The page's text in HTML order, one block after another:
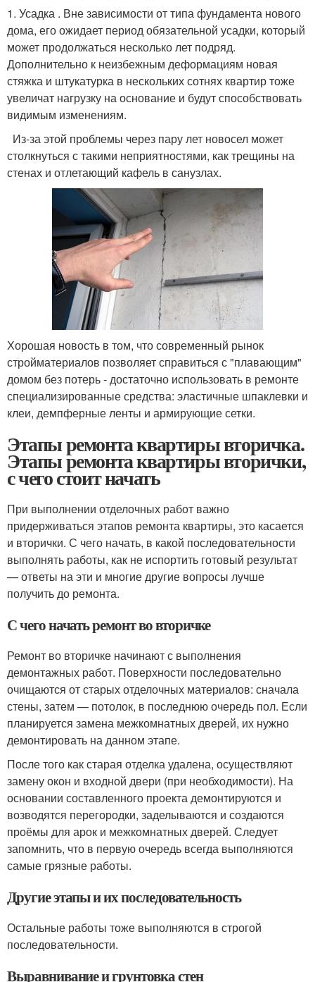
1. Усадка . Вне зависимости от типа фундамента нового
дома, его ожидает период обязательной усадки, который
может продолжаться несколько лет подряд.
Дополнительно к неизбежным деформациям новая
стяжка и штукатурка в нескольких сотнях квартир тоже
увеличат нагрузку на основание и будут способствовать
видимым изменениям.
Из-за этой проблемы через пару лет новосел может
столкнуться с такими неприятностями, как трещины на
стенах и отлетающий кафель в санузлах.
Хорошая новость в том, что современный рынок
стройматериалов позволяет справиться с "плавающим"
домом без потерь - достаточно использовать в ремонте
специализированные средства: эластичные шпаклевки и
клеи, демпферные ленты и армирующие сетки.
Этапы ремонта квартиры вторичка.
Этапы ремонта квартиры вторички,
с чего стоит начать
При выполнении отделочных работ важно
придерживаться этапов ремонта квартиры, это касается
и вторички. С чего начать, в какой последовательности
выполнять работы, как не испортить готовый результат
— ответы на эти и многие другие вопросы лучше
получить до ремонта.
С чего начать ремонт во вторичке
Ремонт во вторичке начинают с выполнения
демонтажных работ. Поверхности последовательно
очищаются от старых отделочных материалов: сначала
стены, затем — потолок, в последнюю очередь пол. Если
планируется замена межкомнатных дверей, их нужно
демонтировать на данном этапе.
После того как старая отделка удалена, осуществляют
замену окон и входной двери (при необходимости). На
основании составленного проекта демонтируются и
возводятся перегородки, заделываются и создаются
проёмы для арок и межкомнатных дверей. Следует
запомнить, что в первую очередь всегда выполняются
самые грязные работы.
Другие этапы и их последовательность
Остальные работы тоже выполняются в строгой
последовательности.
Выравнивание и грунтовка стен